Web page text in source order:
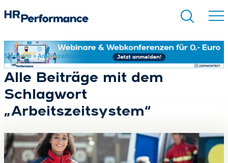
Suchen
Startseite» Arbeitszeitsystem
Alle Beiträge mit dem
Schlagwort
„Arbeitszeitsystem“